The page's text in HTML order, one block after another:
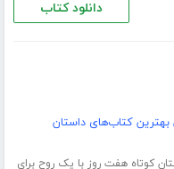
دانلود کتاب
بهترین کتاب‌های داستان
کوتاه هفت روز با یک روح برای